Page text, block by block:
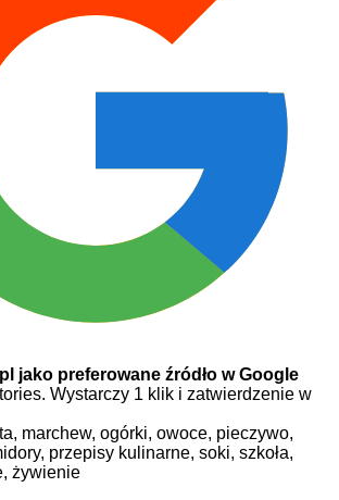
jako preferowane źródło w Google
Wystarczy 1 klik i zatwierdzenie w
marchew, ogórki, owoce, pieczywo,
przepisy kulinarne, soki, szkoła,
żywienie